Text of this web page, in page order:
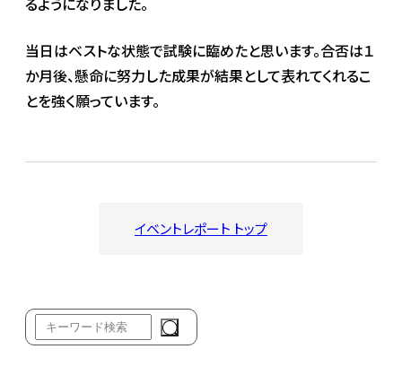
当日はベストな状態で試験に臨めたと思います。合否は１
か月後、懸命に努力した成果が結果として表れてくれるこ
とを強く願っています。
イベントレポート トップ